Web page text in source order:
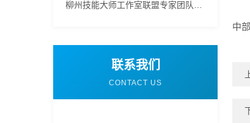
联系我们
CONTACT US
中